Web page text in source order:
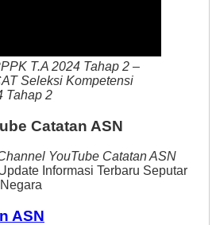
T.A 2024 Tahap 2 –
Seleksi Kompetensi
Tahap 2
Catatan ASN
YouTube Catatan ASN
Informasi Terbaru Seputar
ASN